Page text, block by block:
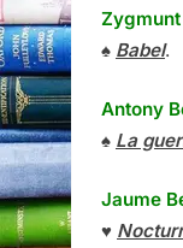
♠ Babel.
Antony
♠ La
Jaume
♥